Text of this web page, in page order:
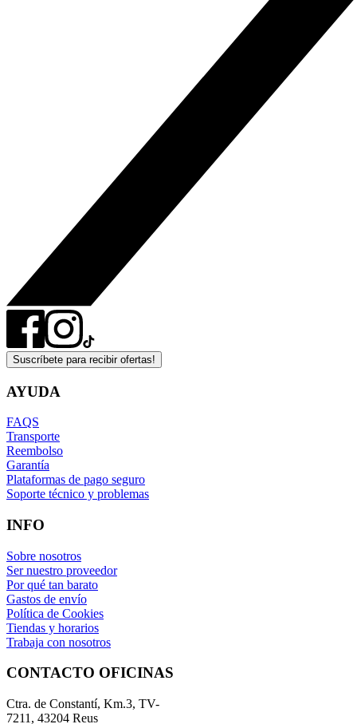
Suscríbete para recibir ofertas!
AYUDA
FAQS
Transporte
Reembolso
Garantía
Plataformas de pago seguro
Soporte técnico y problemas
INFO
Sobre nosotros
Ser nuestro proveedor
Por qué tan barato
Gastos de envío
Política de Cookies
Tiendas y horarios
Trabaja con nosotros
CONTACTO OFICINAS
Ctra. de Constantí, Km.3, TV-
7211, 43204 Reus